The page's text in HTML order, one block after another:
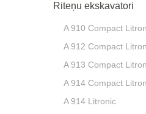
Riteņu ekskavatori
A 910 Compact
A 912 Compact
A 913 Compact
A 914 Compact
A 914 Litronic